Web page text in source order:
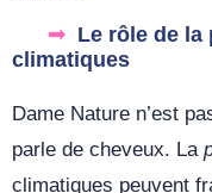
Le rôle de
climatiques
Dame Nature n’est
parle de cheveux. La
climatiques peuvent